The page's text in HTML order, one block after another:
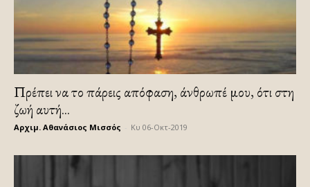
Πρέπει να το πάρεις απόφαση, άνθρωπέ μου, ότι στη
ζωή αυτή...
Αρχιμ. Αθανάσιος Μισσός Κυ 06-Οκτ-2019